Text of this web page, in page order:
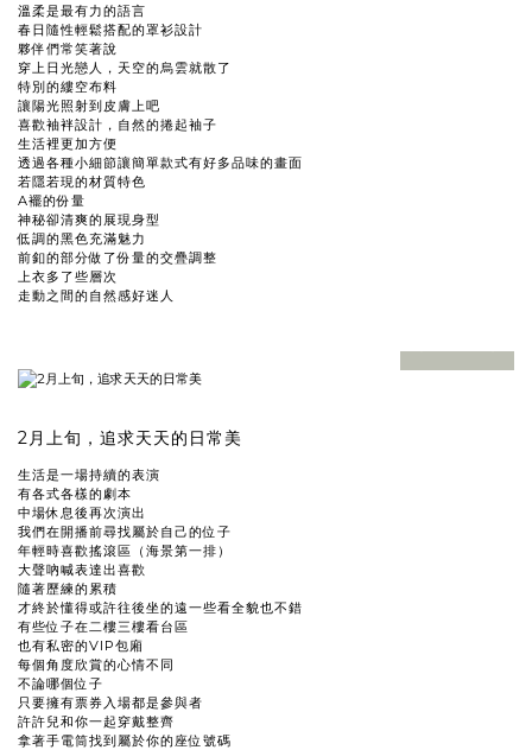
溫柔是最有力的語言
春日隨性輕鬆搭配的罩衫設計
夥伴們常笑著說
穿上日光戀人，天空的烏雲就散了
特別的縷空布料
讓陽光照射到皮膚上吧
喜歡袖袢設計，自然的捲起袖子
生活裡更加方便
透過各種小細節讓簡單款式有好多品味的畫面
若隱若現的材質特色
A襬的份量
神秘卻清爽的展現身型
低調的黑色充滿魅力
前釦的部分做了份量的交疊調整
上衣多了些層次
走動之間的自然感好迷人
prev next
2月上旬，追求天天的日常美
生活是一場持續的表演
有各式各樣的劇本
中場休息後再次演出
我們在開播前尋找屬於自己的位子
年輕時喜歡搖滾區（海景第一排）
大聲吶喊表達出喜歡
隨著歷練的累積
才終於懂得或許往後坐的遠一些看全貌也不錯
有些位子在二樓三樓看台區
也有私密的VIP包廂
每個角度欣賞的心情不同
不論哪個位子
只要擁有票券入場都是參與者
許許兒和你一起穿戴整齊
拿著手電筒找到屬於你的座位號碼